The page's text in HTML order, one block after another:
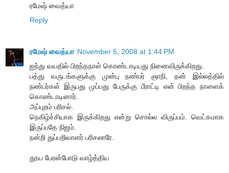
ரமேஷ் வைத்யா
Reply
ரமேஷ் வைத்யா November 5, 2008 at 1:44 PM
ஐந்து வயதில் பிறந்தநாள் கொண்டாடியது நினைவிருக்கிறது.
பத்து வருடங்களுக்கு முன்பு நண்பர் ஞாநி, தன் இல்லத்தில்
நண்பர்கள் இருபது முப்பது பேருக்கு பீராட்டி என் பிறந்த நாளைக்
கொண்டாடினார்.
அப்புறம் பரிசல்.
நெகிழ்ச்சியாக இருக்கிறது என்று சொல்ல விருப்பம். வெட்கமாக
இருப்பதே நிஜம்.
நன்றி துப்பறிவாளர் பரிசலாரே.
தூய பேரன்போடு வாழ்த்திய